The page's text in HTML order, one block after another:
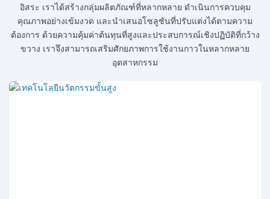
อิสระ เราได้สร้างกลุ่มผลิตภัณฑ์ที่หลากหลาย ดำเนินการควบคุม
คุณภาพอย่างเข้มงวด และนำเสนอโซลูชันที่ปรับแต่งได้ตามความ
ต้องการ ด้วยความคุ้มค่าต้นทุนที่สูงและประสบการณ์เชิงปฏิบัติที่กว้าง
ขวาง เราจึงสามารถเสริมศักยภาพการใช้งานกาวในหลากหลาย
อุตสาหกรรม